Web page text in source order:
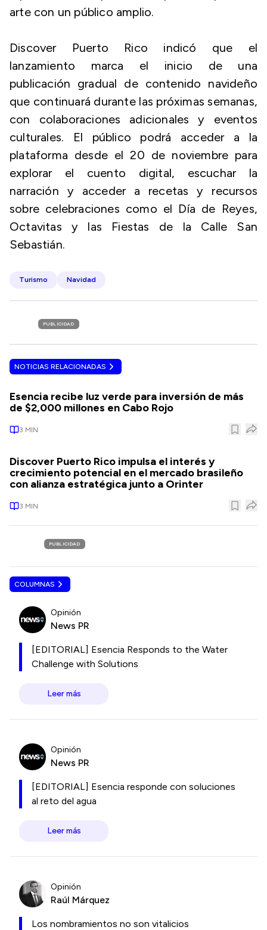
arte con un público amplio.
Discover Puerto Rico indicó que el
lanzamiento marca el inicio de una
publicación gradual de contenido navideño
que continuará durante las próximas semanas,
con colaboraciones adicionales y eventos
culturales. El público podrá acceder a la
plataforma desde el 20 de noviembre para
explorar el cuento digital, escuchar la
narración y acceder a recetas y recursos
sobre celebraciones como el Día de Reyes,
Octavitas y las Fiestas de la Calle San
Sebastián.
Turismo Navidad
PUBLICIDAD
NOTICIAS RELACIONADAS
Esencia recibe luz verde para inversión de más
de $2,000 millones en Cabo Rojo
3 MIN
Discover Puerto Rico impulsa el interés y
crecimiento potencial en el mercado brasileño
con alianza estratégica junto a Orinter
3 MIN
PUBLICIDAD
COLUMNAS
Opinión
News PR
[EDITORIAL] Esencia Responds to the Water
Challenge with Solutions
Leer más
Opinión
News PR
[EDITORIAL] Esencia responde con soluciones
al reto del agua
Leer más
Opinión
Raúl Márquez
Los nombramientos no son vitalicios